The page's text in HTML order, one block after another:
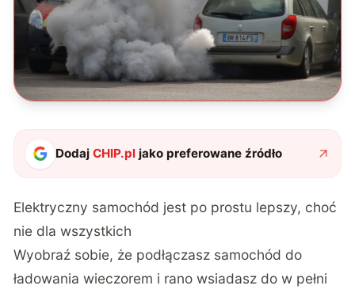
DodajCHIP.pl jako preferowane źródło
Elektryczny samochód jest po prostu lepszy, choć
nie dla wszystkich
Wyobraź sobie, że podłączasz samochód do
ładowania wieczorem i rano wsiadasz do w pełni